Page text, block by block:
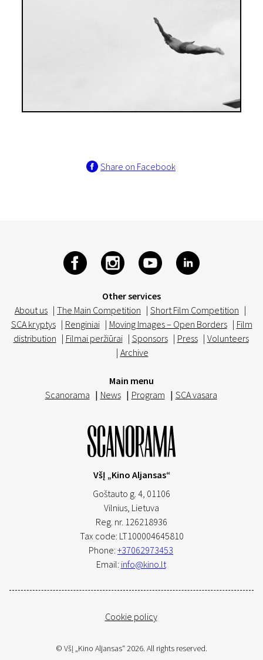
Share on Facebook
Other services
About us | The Main Competition | Short Film Competition |
SCA kryptys | Renginiai | Moving Images – Open Borders | Film
distribution | Filmai peržiūrai | Sponsors | Press | Volunteers
| Archive
Main menu
Scanorama | News | Program | SCA vasara
VšĮ „Kino Aljansas“
Goštauto g. 4, 01106
Vilnius, Lietuva
Reg. nr. 126218936
Tax code: LT100004645810
Phone: +37062973453
Email: info@kino.lt
Cookie policy
© VšĮ „Kino Aljansas“ 2026. All rights reserved.